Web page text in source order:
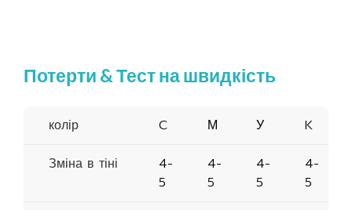
Потерти & Тест на швидкість
колір C М У K
Зміна в тіні
4-
5
4-
5
4-
5
4-
5